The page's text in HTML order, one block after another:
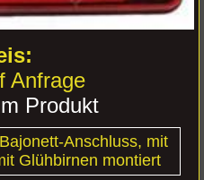
Anfrage
Anschluss, mit
Glühbirnen montiert
Produkt